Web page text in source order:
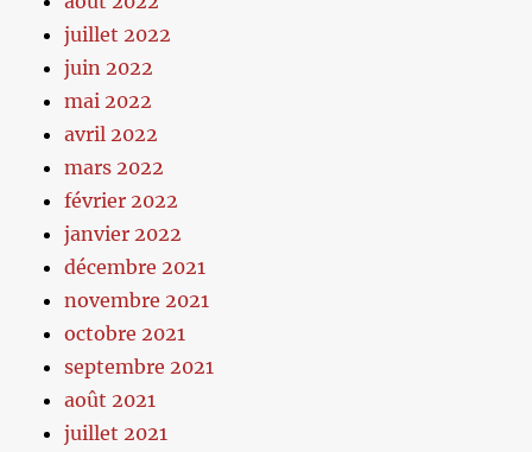
juillet 2022
juin 2022
mai 2022
avril 2022
mars 2022
février 2022
janvier 2022
décembre 2021
novembre 2021
octobre 2021
septembre 2021
août 2021
juillet 2021